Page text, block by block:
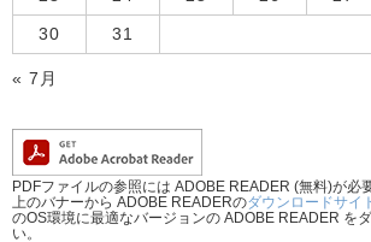
30 31
« 7月
PDFファイルの参照には ADOBE READER (無料)が必
上のバナーから ADOBE READERのダウンロードサイ
のOS環境に最適なバージョンの ADOBE READER を
い。